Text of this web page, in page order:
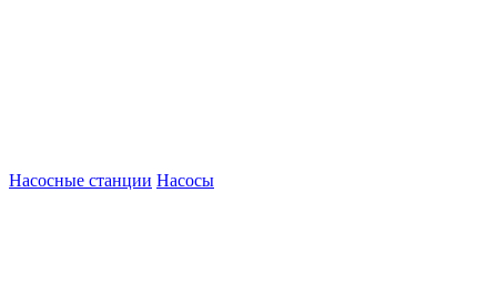
Насосные станции Насосы